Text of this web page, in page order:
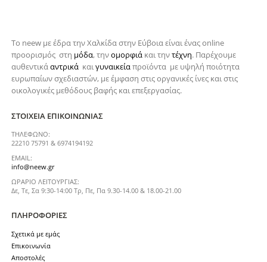
Το neew με έδρα την Xαλκίδα στην Εύβοια είναι ένας online
προορισμός στη μόδα, τηνομορφιά και τηντέχνη. Παρέχουμε
αυθεντικάαντρικά καιγυναικεία προϊόντα με υψηλή ποιότητα
ευρωπαίων σχεδιαστών, με έμφαση στις οργανικές ίνες και στις
οικολογικές μεθόδους βαφής και επεξεργασίας.
ΣΤΟΙΧΕΊΑ ΕΠΙΚΟΙΝΩΝΊΑΣ
ΤΗΛΈΦΩΝΟ:
22210 75791 & 6974194192
EMAIL:
info@neew.gr
ΩΡΆΡΙΟ ΛΕΙΤΟΥΡΓΊΑΣ:
Δε, Τε, Σα 9:30-14:00 Τρ, Πε, Πα 9.30-14.00 & 18.00-21.00
ΠΛΗΡΟΦΟΡΊΕΣ
Σχετικά με εμάς
Επικοινωνία
Αποστολές